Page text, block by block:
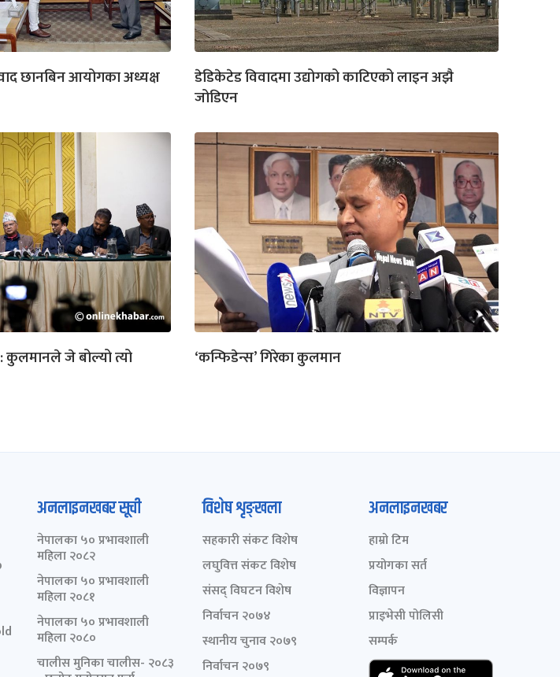
छानबिन आयोगका अध्यक्ष
डेडिकेटेड विवादमा उद्योगको काटिएको लाइन अझै
जोडिएन
कुलमानले जे बोल्यो त्यो
‘कन्फिडेन्स’ गिरेका कुलमान
अनलाइनखबर सूची
नेपालका ५० प्रभावशाली
महिला २०८२
नेपालका ५० प्रभावशाली
महिला २०८१
नेपालका ५० प्रभावशाली
महिला २०८०
चालीस मुनिका चालीस- २०८३
विशेष शृङ्खला
सहकारी संकट विशेष
लघुवित्त संकट विशेष
संसद् विघटन विशेष
निर्वाचन २०७४
स्थानीय चुनाव २०७९
निर्वाचन २०७९
अनलाइनखबर
हाम्रो टिम
प्रयोगका सर्त
विज्ञापन
प्राइभेसी पोलिसी
सम्पर्क